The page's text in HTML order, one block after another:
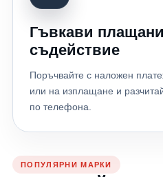
Гъвкави
съдействие
Поръчвайте с наложен
или на изплащане и
по телефона.
ПОПУЛЯРНИ МАРКИ